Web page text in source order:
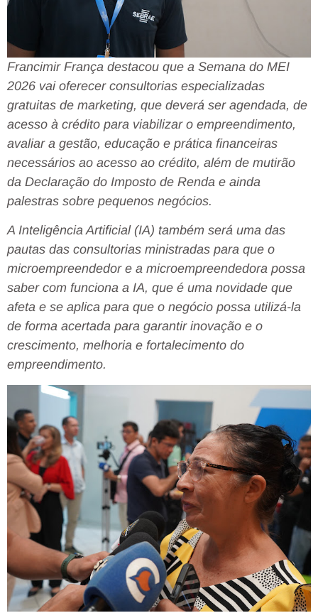
Francimir França destacou que a Semana do MEI
2026 vai oferecer consultorias especializadas
gratuitas de marketing, que deverá ser agendada, de
acesso à crédito para viabilizar o empreendimento,
avaliar a gestão, educação e prática financeiras
necessários ao acesso ao crédito, além de mutirão
da Declaração do Imposto de Renda e ainda
palestras sobre pequenos negócios.
A Inteligência Artificial (IA) também será uma das
pautas das consultorias ministradas para que o
microempreendedor e a microempreendedora possa
saber com funciona a IA, que é uma novidade que
afeta e se aplica para que o negócio possa utilizá-la
de forma acertada para garantir inovação e o
crescimento, melhoria e fortalecimento do
empreendimento.